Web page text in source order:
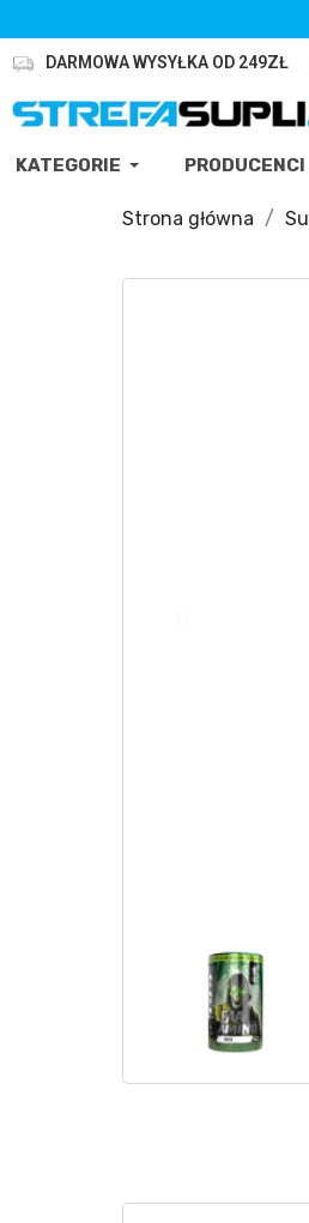
DARMOWA WYSYŁKA OD 249ZŁ
KATEGORIE PRODUCENCI
Strona główna